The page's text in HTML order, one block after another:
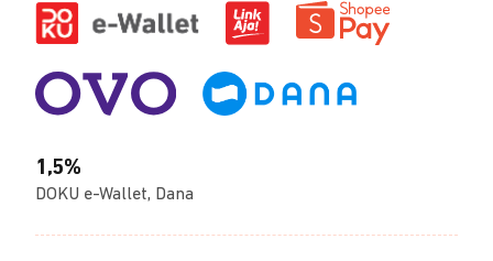
1,5%
DOKU e-Wallet, Dana